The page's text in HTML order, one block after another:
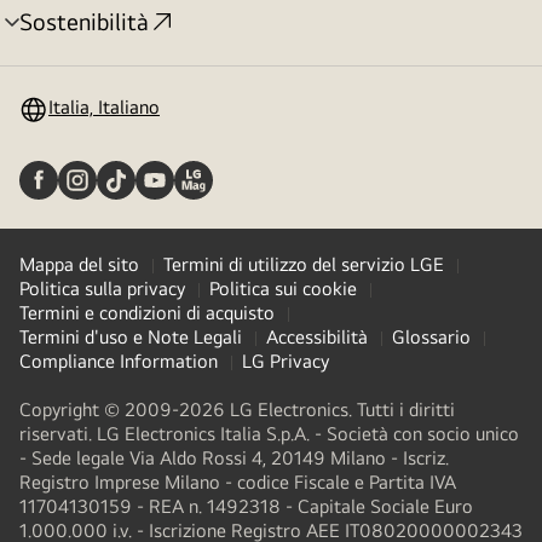
Sostenibilità
Attivazione
Italia, Italiano
Mappa del sito
Termini di utilizzo del servizio LGE
Politica sulla privacy
Politica sui cookie
Termini e condizioni di acquisto
Termini d'uso e Note Legali
Accessibilità
Glossario
Compliance Information
LG Privacy
Copyright © 2009-2026 LG Electronics. Tutti i diritti
riservati. LG Electronics Italia S.p.A. - Società con socio unico
- Sede legale Via Aldo Rossi 4, 20149 Milano - Iscriz.
Registro Imprese Milano - codice Fiscale e Partita IVA
11704130159 - REA n. 1492318 - Capitale Sociale Euro
1.000.000 i.v. - Iscrizione Registro AEE IT08020000002343​